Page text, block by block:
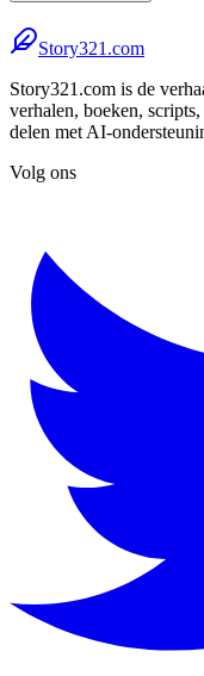
Story321.com
Story321.com is de
verhalen, boeken,
delen met AI-
Volg ons